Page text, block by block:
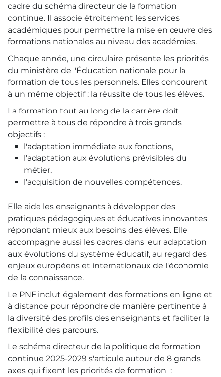
cadre du schéma directeur de la formation
continue. Il associe étroitement les services
académiques pour permettre la mise en œuvre des
formations nationales au niveau des académies.
Chaque année, une circulaire présente les priorités
du ministère de l'Éducation nationale pour la
formation de tous les personnels. Elles concourent
à un même objectif : la réussite de tous les élèves.
La formation tout au long de la carrière doit
permettre à tous de répondre à trois grands
objectifs :
l'adaptation immédiate aux fonctions,
l'adaptation aux évolutions prévisibles du
métier,
l'acquisition de nouvelles compétences.
Elle aide les enseignants à développer des
pratiques pédagogiques et éducatives innovantes
répondant mieux aux besoins des élèves. Elle
accompagne aussi les cadres dans leur adaptation
aux évolutions du système éducatif, au regard des
enjeux européens et internationaux de l'économie
de la connaissance.
Le PNF inclut également des formations en ligne et
à distance pour répondre de manière pertinente à
la diversité des profils des enseignants et faciliter la
flexibilité des parcours.
Le schéma directeur de la politique de formation
continue 2025-2029 s'articule autour de 8 grands
axes qui fixent les priorités de formation :